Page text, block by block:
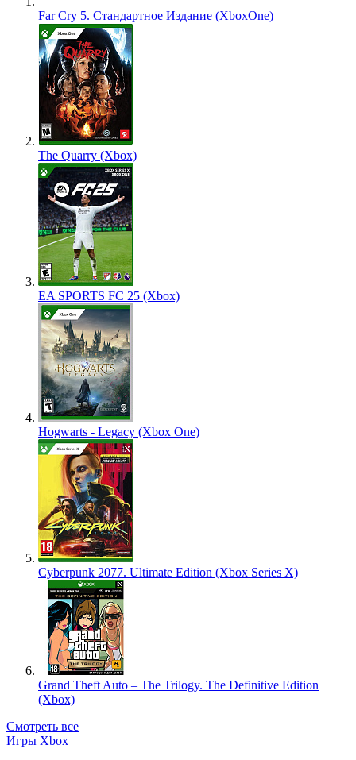
Far Cry 5. Стандартное Издание (XboxOne)
The Quarry (Xbox)
EA SPORTS FC 25 (Xbox)
Hogwarts - Legacy (Xbox One)
Cyberpunk 2077. Ultimate Edition (Xbox Series X)
Grand Theft Auto – The Trilogy. The Definitive Edition
(Xbox)
Смотреть все
Игры Xbox